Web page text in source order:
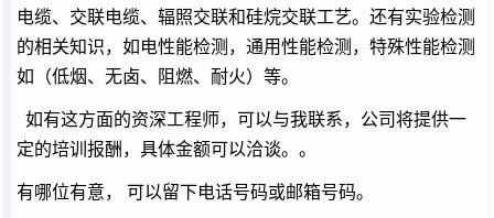
电缆、交联电缆、辐照交联和硅烷交联工艺。还有实验检测
的相关知识，如电性能检测，通用性能检测，特殊性能检测
如（低烟、无卤、阻燃、耐火）等。
如有这方面的资深工程师，可以与我联系，公司将提供一
定的培训报酬，具体金额可以洽谈。。
有哪位有意， 可以留下电话号码或邮箱号码。